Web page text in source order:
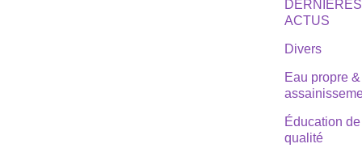
DERNIÈRES
ACTUS
Divers
Eau propre &
Éducation de
qualité